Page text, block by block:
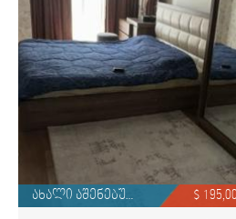
ახალი აშენებული $